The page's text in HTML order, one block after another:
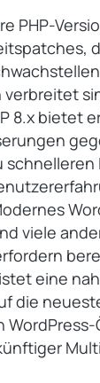
PHP-
verbreitet
8.x bietet
viele
eine
die
WordPress-